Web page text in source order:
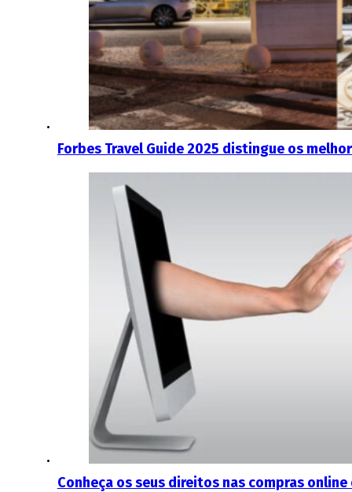
Forbes Travel Guide 2025 distingue os
Conheça os seus direitos nas compras